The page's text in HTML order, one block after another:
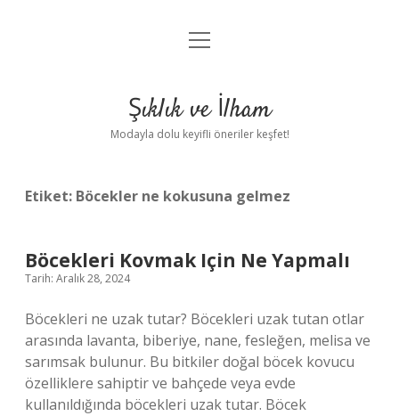
Anasayfa
Yasal Uyarı
menüyü
Şıklık ve İlham
Modayla dolu keyifli öneriler keşfet!
Etiket: Böcekler ne kokusuna gelmez
Böcekleri Kovmak Için Ne Yapmalı
Tarih: Aralık 28, 2024
Böcekleri ne uzak tutar? Böcekleri uzak tutan otlar
arasında lavanta, biberiye, nane, fesleğen, melisa ve
sarımsak bulunur. Bu bitkiler doğal böcek kovucu
özelliklere sahiptir ve bahçede veya evde
kullanıldığında böcekleri uzak tutar. Böcek